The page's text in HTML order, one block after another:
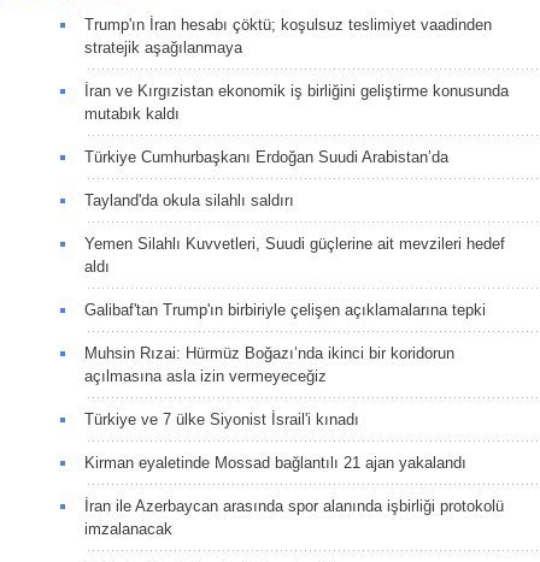
Trump'ın İran hesabı çöktü; koşulsuz teslimiyet vaadinden
stratejik aşağılanmaya
İran ve Kırgızistan ekonomik iş birliğini geliştirme konusunda
mutabık kaldı
Türkiye Cumhurbaşkanı Erdoğan Suudi Arabistan’da
Tayland'da okula silahlı saldırı
Yemen Silahlı Kuvvetleri, Suudi güçlerine ait mevzileri hedef
aldı
Galibaf'tan Trump'ın birbiriyle çelişen açıklamalarına tepki
Muhsin Rızai: Hürmüz Boğazı’nda ikinci bir koridorun
açılmasına asla izin vermeyeceğiz
Türkiye ve 7 ülke Siyonist İsrail'i kınadı
Kirman eyaletinde Mossad bağlantılı 21 ajan yakalandı
İran ile Azerbaycan arasında spor alanında işbirliği protokolü
imzalanacak